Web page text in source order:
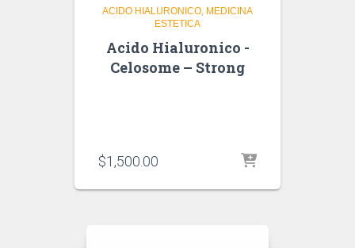
ACIDO HIALURONICO MEDICINA
ESTETICA
Acido Hialuronico -
Celosome – Strong
$1,500.00